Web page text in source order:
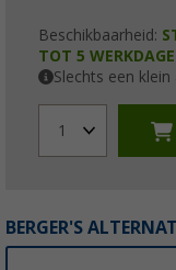
Beschikbaarheid:
TOT 5
Slechts een
1
BERGER'S